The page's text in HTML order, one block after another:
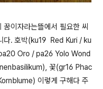
이자라는뜰에서 필요한 씨
다. 호박(ku19 Red Kuri / ku
Oro / pa26 Yolo Wond
꽃(gr16 Phac
이렇게 구해다 주